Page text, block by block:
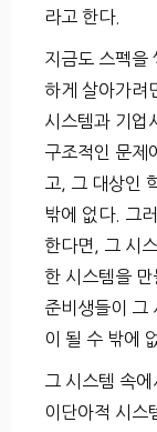
라고 한다.
지금도 스펙을
하게 살아가려
시스템과 기업
구조적인 문제
고, 그 대상인
밖에 없다. 그
한다면, 그 시
한 시스템을
준비생들이 그
이 될 수 밖에
그 시스템 속
이단아적 시스